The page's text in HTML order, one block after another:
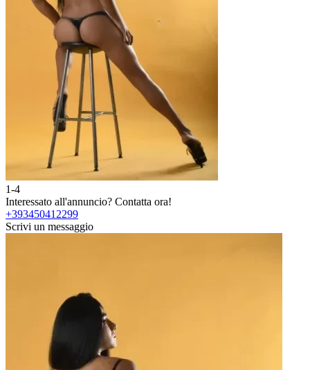
1-4
Interessato all'annuncio? Contatta ora!
+393450412299
Scrivi un messaggio